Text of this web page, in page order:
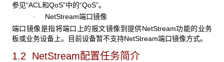
参见“ACL和QoS”中的“QoS”。
· NetStream端口镜像
端口镜像是指将端口上的报文镜像到提供NetStream功能的业务
板或业务设备上。目前设备暂不支持NetStream端口镜像方式。
1.2 NetStream配置任务简介